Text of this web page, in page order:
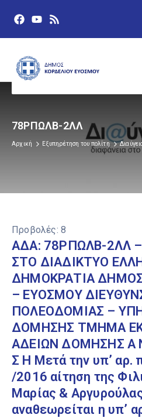
78ΡΠΩΛΒ-2ΛΛ
Αρχική Εξυπηρέτηση του πολίτη
Προβολές: 8
ΑΔΑ: 78ΡΠΩΛΒ-2ΛΛ
ΣΤΟ ΔΙΑΔΙΚΤΥΟ
ΔΗΜΟΚΡΑΤΙΑ
– ΕΥΟΣΜΟΥ
ΠΟΛΕΟΔΟΜΙΑΣ –
ΔΟΜΗΣΗΣ ΤΜΗΜΑ
ΑΔΕΙΩΝ ΔΟΜΗΣΗΣ Α
Σ Η Μετά την υπ’ αρ.
/2016 αίτηση της
Μαρίας &
αναθεωρείται η υπ’